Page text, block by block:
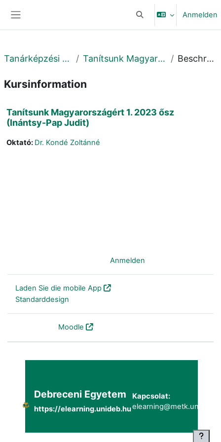
SucheingabeAnmelden
Tanárképzési Központ Tanítsunk Magyarországért! Beschreibung
Kursinformation
Tanítsunk Magyarországért 1. 2023 ősz
(Inántsy-Pap Judit)
Oktató: Dr. Kondé Zoltánné
Anmelden
Laden Sie die mobile App
Standarddesign
Moodle
Debreceni Egyetem
https://elearning.unideb.hu
Kapcsolat: